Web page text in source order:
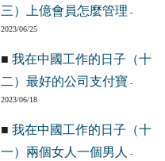
三）上億會員怎麼管理 -
2023/06/25
■ 我在中國工作的日子（十
二）最好的公司支付寶 -
2023/06/18
■ 我在中國工作的日子（十
一）兩個女人一個男人
-